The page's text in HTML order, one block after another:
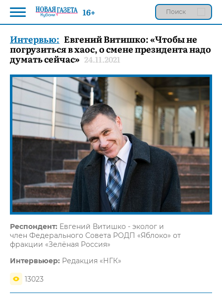
Интервью: Евгений Витишко: «Чтобы не
погрузиться в хаос, о смене президента надо
думать сейчас» 24.11.2021
Респондент: Евгений Витишко - эколог и
член Федерального Совета РОДП «Яблоко» от
фракции «Зелёная Россия»
Интервьюер: Редакция «НГК»
13023
16+